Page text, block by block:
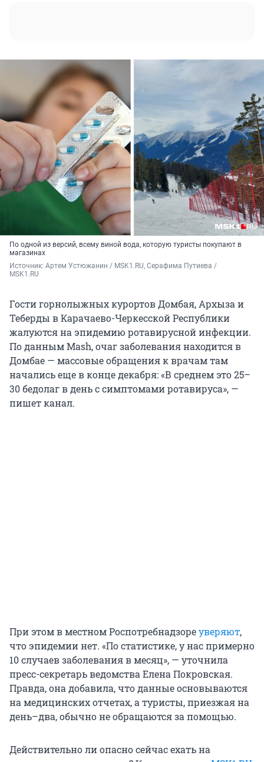
По одной из версий, всему виной вода, которую туристы покупают в
магазинах
Источник: Артем Устюжанин / MSK1.RU, Серафима Путиева /
MSK1.RU
Гости горнолыжных курортов Домбая, Архыза и
Теберды в Карачаево-Черкесской Республики
жалуются на эпидемию ротавирусной инфекции.
По данным Mash, очаг заболевания находится в
Домбае — массовые обращения к врачам там
начались еще в конце декабря: «В среднем это 25–
30 бедолаг в день с симптомами ротавируса», —
пишет канал.
При этом в местном Роспотребнадзореуверяют,
что эпидемии нет. «По статистике, у нас примерно
10 случаев заболевания в месяц», — уточнила
пресс-секретарь ведомства Елена Покровская.
Правда, она добавила, что данные основываются
на медицинских отчетах, а туристы, приезжая на
день–два, обычно не обращаются за помощью.
Действительно ли опасно сейчас ехать на